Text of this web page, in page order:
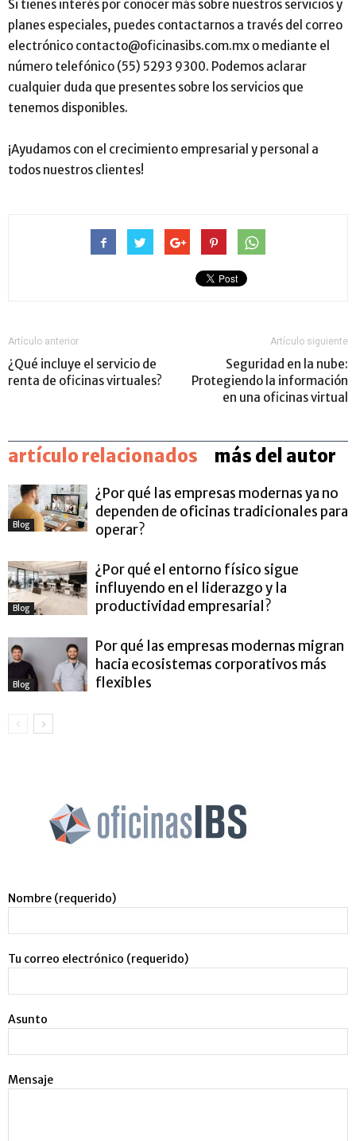
Si tienes interés por conocer más sobre nuestros servicios y
planes especiales, puedes contactarnos a través del correo
electrónico contacto@oficinasibs.com.mx o mediante el
número telefónico (55) 5293 9300. Podemos aclarar
cualquier duda que presentes sobre los servicios que
tenemos disponibles.
¡Ayudamos con el crecimiento empresarial y personal a
todos nuestros clientes!
Artículo anterior
¿Qué incluye el servicio de
renta de oficinas virtuales?
Artículo siguiente
Seguridad en la nube:
Protegiendo la información
en una oficinas virtual
artículo relacionados más del autor
Blog
¿Por qué las empresas modernas ya no
dependen de oficinas tradicionales para
operar?
Blog
¿Por qué el entorno físico sigue
influyendo en el liderazgo y la
productividad empresarial?
Blog
Por qué las empresas modernas migran
hacia ecosistemas corporativos más
flexibles
Nombre (requerido)
Tu correo electrónico (requerido)
Asunto
Mensaje